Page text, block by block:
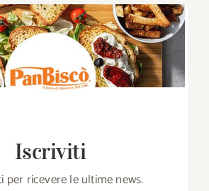
Iscriviti
per ricevere le ultime news.